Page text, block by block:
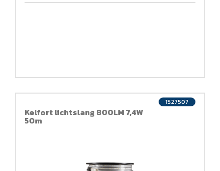
Kelfort lichtslang 800LM 7,4W
50m
1527507